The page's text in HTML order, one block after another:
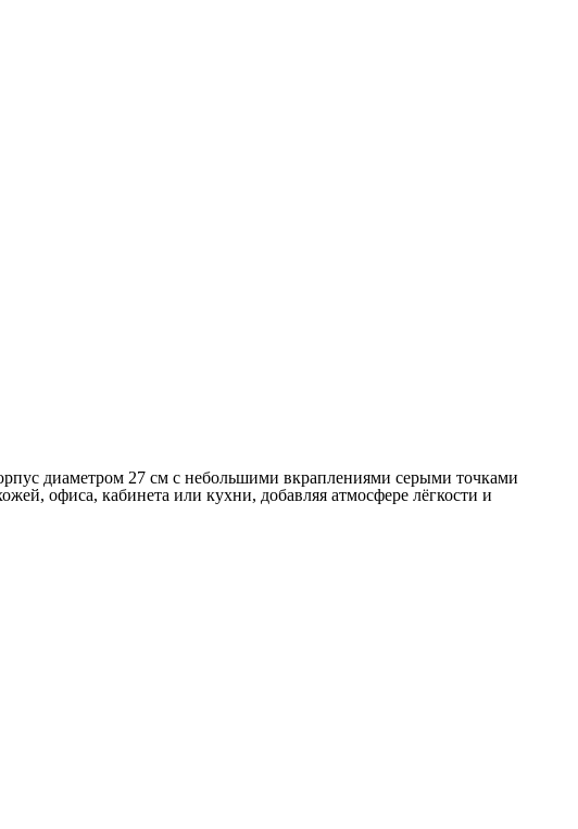
диаметром 27 см с небольшими вкраплениями серыми точками
офиса, кабинета или кухни, добавляя атмосфере лёгкости и